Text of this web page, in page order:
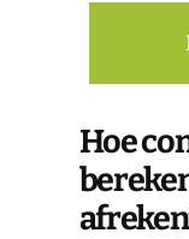
Hoe